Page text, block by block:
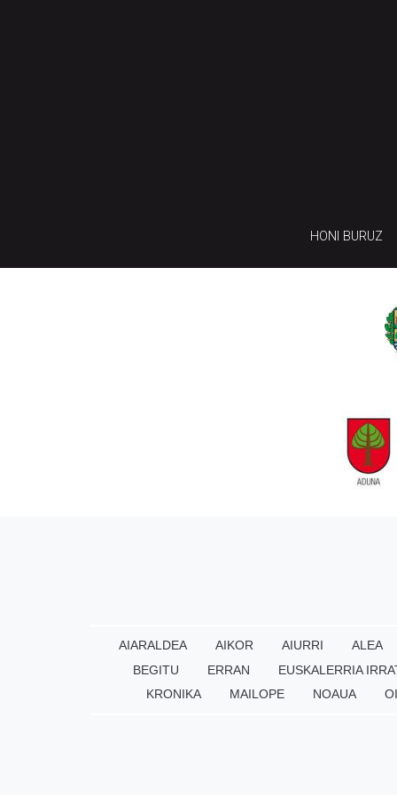
HONI BURUZ
AIARALDEA AIKOR AIURRI ALEA
BEGITU
ERRAN EUSKALERRIA
KRONIKA
MAILOPE NOAUA